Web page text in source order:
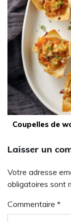
Coupelles de
Laisser un
Votre adresse
obligatoires sont
Commentaire *